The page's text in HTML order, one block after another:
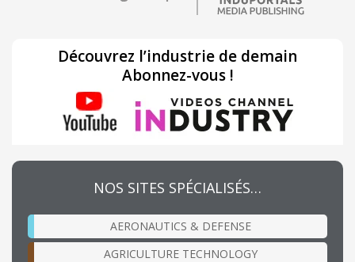
Découvrez l’industrie de demain
Abonnez-vous !
NOS SITES SPÉCIALISÉS…
AERONAUTICS & DEFENSE
AGRICULTURE TECHNOLOGY